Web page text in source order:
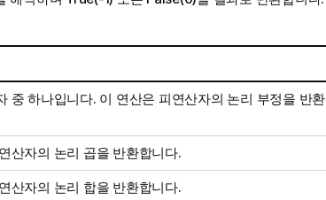
중 하나입니다. 이 연산은 피연산자의 논리 부정을 반환
산자의 논리 곱을 반환합니다.
산자의 논리 합을 반환합니다.